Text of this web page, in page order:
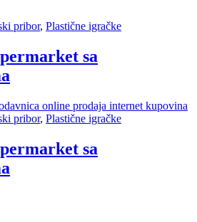
pribor, Plastične igračke
sa
pribor, Plastične igračke
sa